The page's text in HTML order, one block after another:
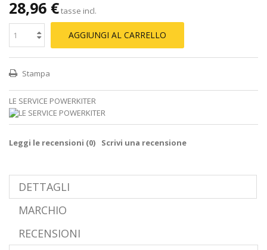
28,96 €tasse incl.
AGGIUNGI AL CARRELLO
Stampa
LE SERVICE POWERKITER
Leggi le recensioni (0) Scrivi una recensione
DETTAGLI
MARCHIO
RECENSIONI